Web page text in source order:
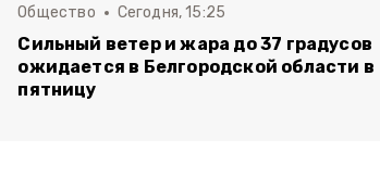
Общество Сегодня, 15:25
Сильный ветер и жара до 37 градусов
ожидается в Белгородской области в
пятницу